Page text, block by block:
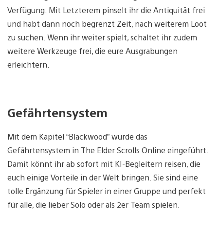
Verfügung. Mit Letzterem pinselt ihr die Antiquität frei
und habt dann noch begrenzt Zeit, nach weiterem Loot
zu suchen. Wenn ihr weiter spielt, schaltet ihr zudem
weitere Werkzeuge frei, die eure Ausgrabungen
erleichtern.
Gefährtensystem
Mit dem Kapitel “Blackwood” wurde das
Gefährtensystem in The Elder Scrolls Online eingeführt.
Damit könnt ihr ab sofort mit KI-Begleitern reisen, die
euch einige Vorteile in der Welt bringen. Sie sind eine
tolle Ergänzung für Spieler in einer Gruppe und perfekt
für alle, die lieber Solo oder als 2er Team spielen.